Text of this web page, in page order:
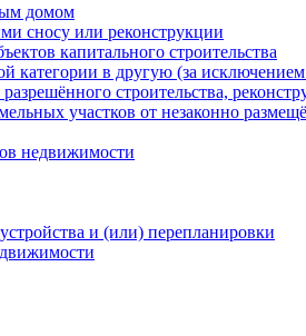
домом
сносу или реконструкции
капитального строительства
категории в другую (за исключением
строительства,
участков от незаконно
недвижимости
и (или) перепланировки